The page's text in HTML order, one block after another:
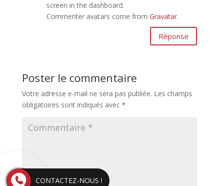
screen in the dashboard.
Commenter avatars come from Gravatar.
Réponse
Poster le commentaire
Votre adresse e-mail ne sera pas publiée. Les champs
obligatoires sont indiqués avec *
CONTACTEZ-NOUS !